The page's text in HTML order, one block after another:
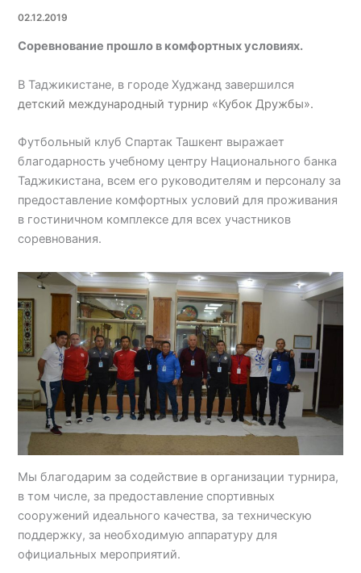
02.12.2019
Соревнование прошло в комфортных условиях.
В Таджикистане, в городе Худжанд завершился
детский международный турнир «Кубок Дружбы».
Футбольный клуб Спартак Ташкент выражает
благодарность учебному центру Национального банка
Таджикистана, всем его руководителям и персоналу за
предоставление комфортных условий для проживания
в гостиничном комплексе для всех участников
соревнования.
Мы благодарим за содействие в организации турнира,
в том числе, за предоставление спортивных
сооружений идеального качества, за техническую
поддержку, за необходимую аппаратуру для
официальных мероприятий.